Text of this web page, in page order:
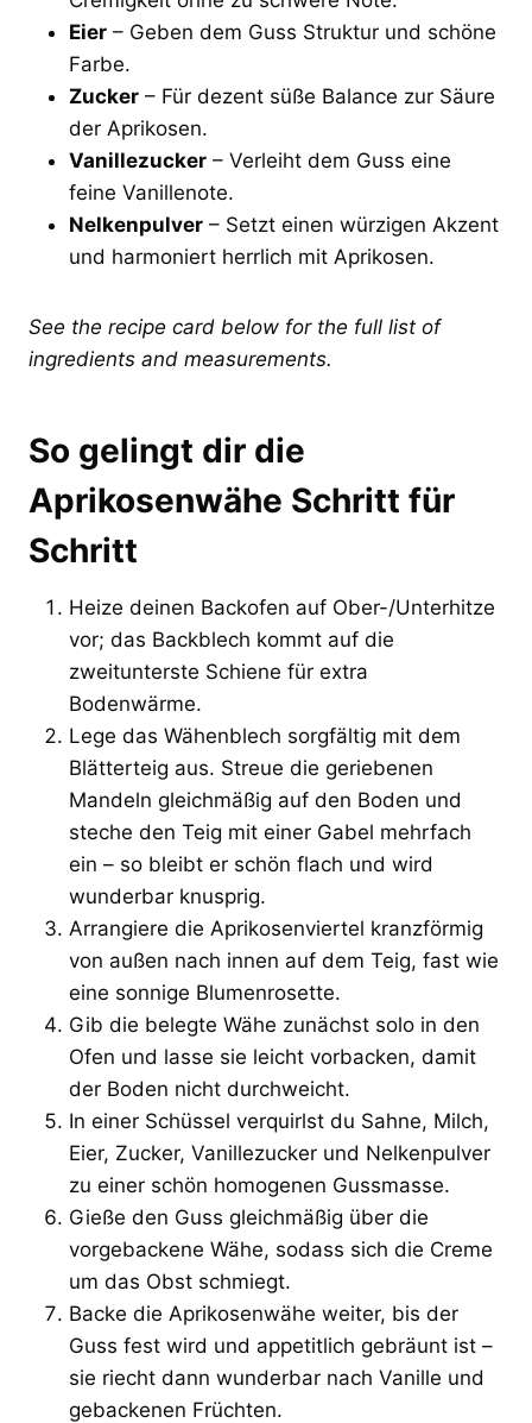
Eier – Geben dem Guss Struktur und schöne
Farbe.
Zucker – Für dezent süße Balance zur Säure
der Aprikosen.
Vanillezucker – Verleiht dem Guss eine
feine Vanillenote.
Nelkenpulver – Setzt einen würzigen Akzent
und harmoniert herrlich mit Aprikosen.
See the recipe card below for the full list of
ingredients and measurements.
So gelingt dir die
Aprikosenwähe Schritt für
Schritt
Heize deinen Backofen auf Ober-/Unterhitze
vor; das Backblech kommt auf die
zweitunterste Schiene für extra
Bodenwärme.
Lege das Wähenblech sorgfältig mit dem
Blätterteig aus. Streue die geriebenen
Mandeln gleichmäßig auf den Boden und
steche den Teig mit einer Gabel mehrfach
ein – so bleibt er schön flach und wird
wunderbar knusprig.
Arrangiere die Aprikosenviertel kranzförmig
von außen nach innen auf dem Teig, fast wie
eine sonnige Blumenrosette.
Gib die belegte Wähe zunächst solo in den
Ofen und lasse sie leicht vorbacken, damit
der Boden nicht durchweicht.
In einer Schüssel verquirlst du Sahne, Milch,
Eier, Zucker, Vanillezucker und Nelkenpulver
zu einer schön homogenen Gussmasse.
Gieße den Guss gleichmäßig über die
vorgebackene Wähe, sodass sich die Creme
um das Obst schmiegt.
Backe die Aprikosenwähe weiter, bis der
Guss fest wird und appetitlich gebräunt ist –
sie riecht dann wunderbar nach Vanille und
gebackenen Früchten.